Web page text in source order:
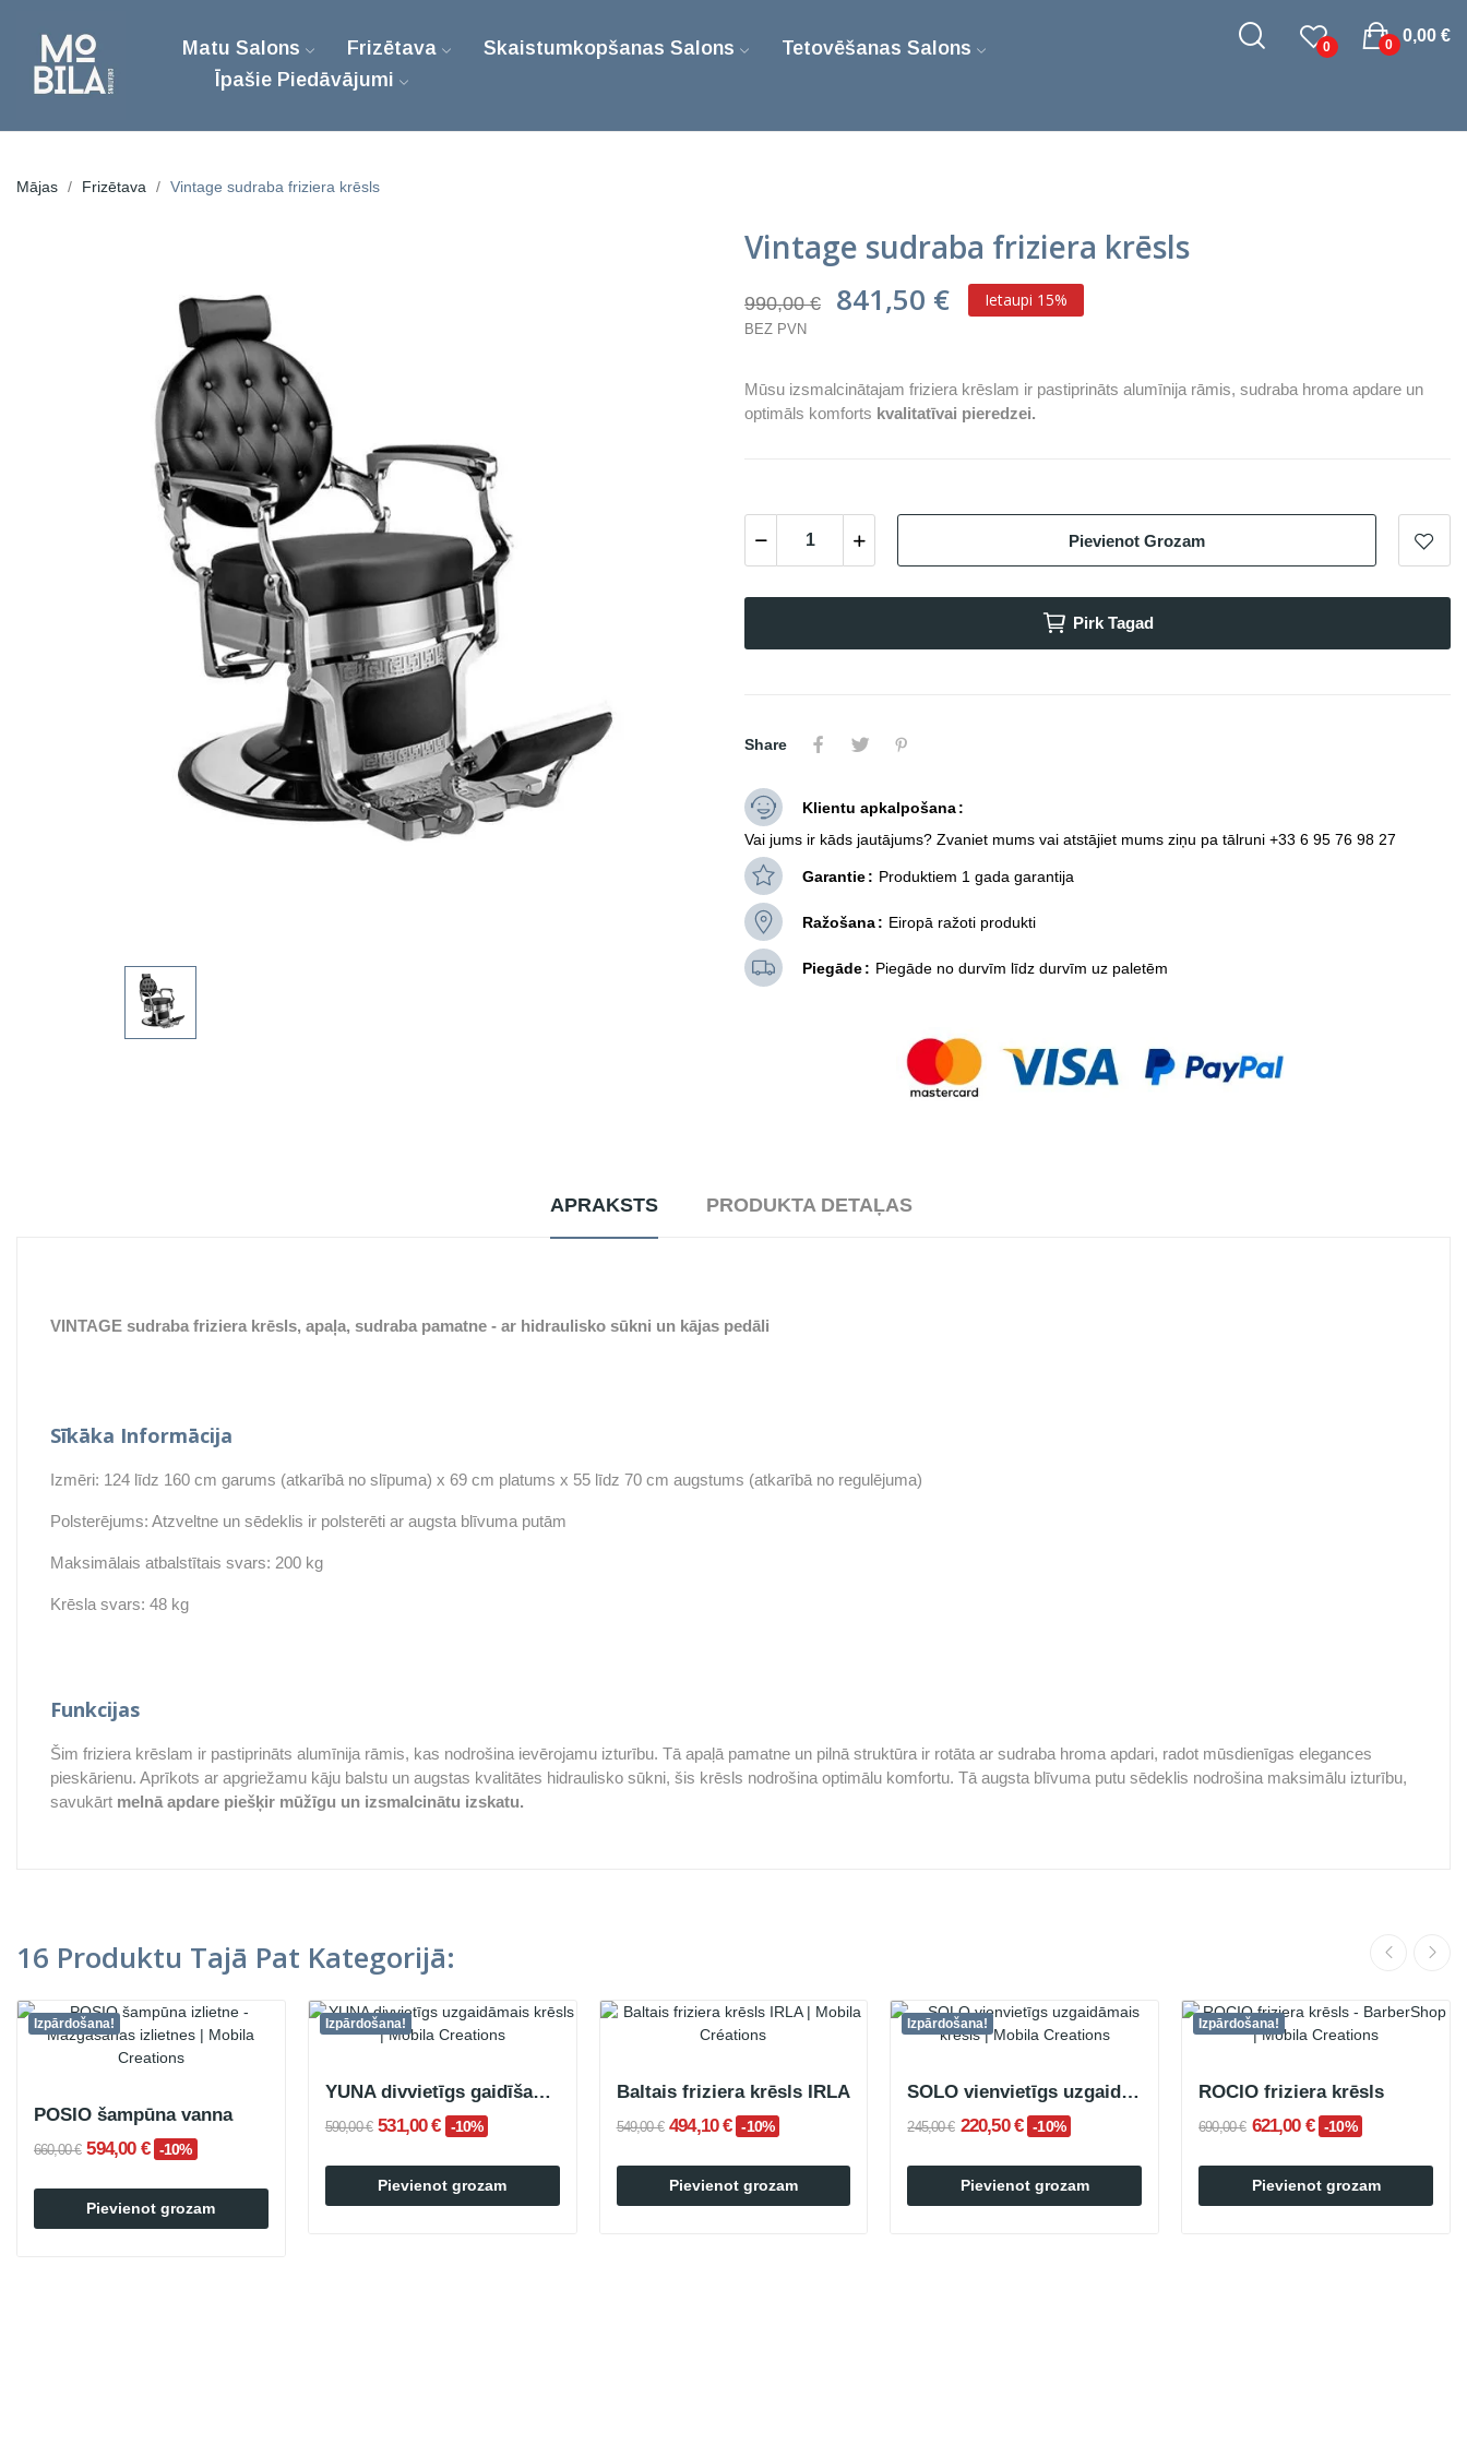
Matu Salons Frizētava Skaistumkopšanas Salons
Tetovēšanas Salons
Īpašie Piedāvājumi
0
0,00 €
0
Mājas Frizētava Vintage sudraba friziera krēsls
Vintage sudraba friziera krēsls
990,00 € 841,50 € Ietaupi 15%
BEZ PVN
Mūsu izsmalcinātajam friziera krēslam ir pastiprināts alumīnija rāmis, sudraba hroma apdare un
optimāls komforts kvalitatīvai pieredzei.
Pievienot Grozam
Pirk Tagad
Share
Klientu apkalpošana
Vai jums ir kāds jautājums? Zvaniet mums vai atstājiet mums ziņu pa tālruni +33 6 95 76 98 27
Garantie Produktiem 1 gada garantija
Ražošana Eiropā ražoti produkti
Piegāde Piegāde no durvīm līdz durvīm uz paletēm
APRAKSTS PRODUKTA DETAĻAS
VINTAGE sudraba friziera krēsls, apaļa, sudraba pamatne - ar hidraulisko sūkni un kājas pedāli
Sīkāka Informācija
Izmēri: 124 līdz 160 cm garums (atkarībā no slīpuma) x 69 cm platums x 55 līdz 70 cm augstums (atkarībā no regulējuma)
Polsterējums: Atzveltne un sēdeklis ir polsterēti ar augsta blīvuma putām
Maksimālais atbalstītais svars: 200 kg
Krēsla svars: 48 kg
Funkcijas
Šim friziera krēslam ir pastiprināts alumīnija rāmis, kas nodrošina ievērojamu izturību. Tā apaļā pamatne un pilnā struktūra ir rotāta ar sudraba hroma apdari, radot mūsdienīgas elegances
pieskārienu. Aprīkots ar apgriežamu kāju balstu un augstas kvalitātes hidraulisko sūkni, šis krēsls nodrošina optimālu komfortu. Tā augsta blīvuma putu sēdeklis nodrošina maksimālu izturību,
savukārt melnā apdare piešķir mūžīgu un izsmalcinātu izskatu.
16 Produktu Tajā Pat Kategorijā:
Izpārdošana!
POSIO šampūna vanna
660,00 € 594,00 € -10%
Pievienot grozam
Izpārdošana!
YUNA divvietīgs gaidīšanas krēsls
590,00 € 531,00 € -10%
Pievienot grozam
Baltais friziera krēsls IRLA
549,00 € 494,10 € -10%
Pievienot grozam
Izpārdošana!
SOLO vienvietīgs uzgaidāmais krēsls
245,00 € 220,50 € -10%
Pievienot grozam
Izpārdošana!
ROCIO friziera krēsls
690,00 € 621,00 € -10%
Pievienot grozam